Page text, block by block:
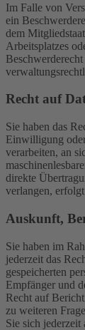
Im Falle von
ein
dem
Arbeitsplatzes
Recht auf
Sie haben das
Einwilligung
verarbeiten, an
direkte
verlangen,
Auskunft,
Sie haben im
jederzeit das
gespeicherten
Empfänger und
Recht auf
zu weiteren
Sie sich jederzeit